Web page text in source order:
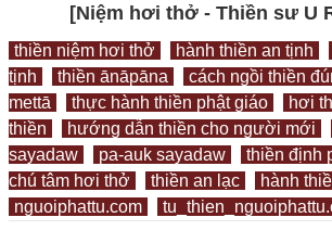
[Niệm hơi thở - Thiền sư U
thiền niệm hơi thở hành thiền an tịnh
tịnh
thiền ānāpāna cách ngồi thiền
mettā
thực hành thiền phật giáo
hơi
thiền
hướng dẫn thiền cho người mới
sayadaw
pa-auk sayadaw thiền định
chú tâm hơi thở
thiền an lạc
hành
nguoiphattu.com